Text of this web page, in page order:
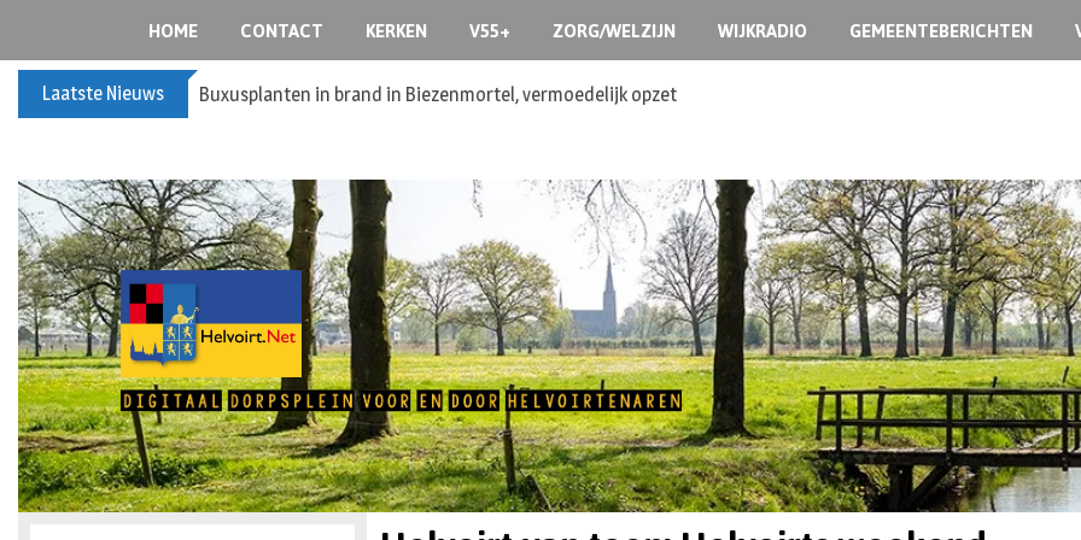
HOME CONTACT KERKEN V55+ ZORG/WELZIJN WIJKRADIO GEMEENTEBERICHTEN
Laatste Nieuws Spreidingswet asielzoekers: hoe zit dat?